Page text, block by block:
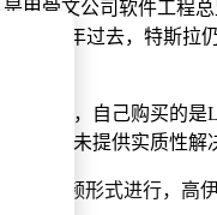
甲骨文公司软件工程
，五年过去，特斯拉
他表示，自己购买的
统，未提供实质性解
以视频形式进行，高